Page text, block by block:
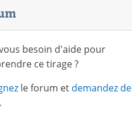
besoin d'aide pour
ce tirage ?
le forum et demandez de